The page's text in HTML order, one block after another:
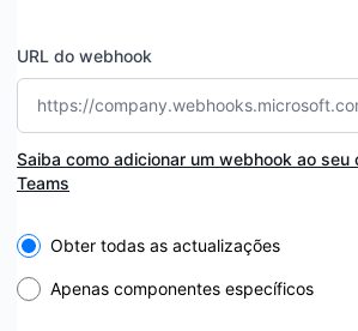
URL do webhook
Saiba como adicionar um webhook ao
Teams
Select the components you want to receive
Obter todas as actualizações
Apenas componentes específicos